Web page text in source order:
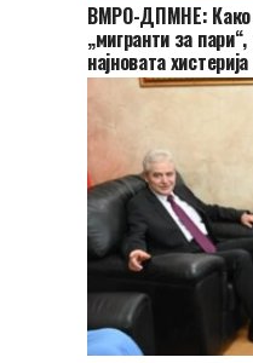
ВМРО-ДПМНЕ: Како
„мигранти за
најновата